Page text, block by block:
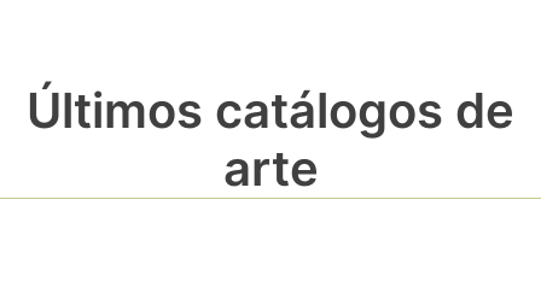
Últimos catálogos de
arte